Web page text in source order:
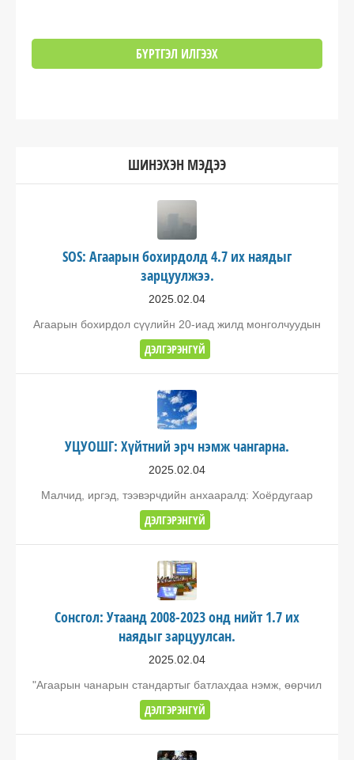
ШИНЭХЭН МЭДЭЭ
SOS: Агаарын бохирдолд 4.7 их наядыг
зарцуулжээ.
2025.02.04
Агаарын бохирдол сүүлийн 20-иад жилд монголчуудын
ДЭЛГЭРЭНГҮЙ
УЦУОШГ: Хүйтний эрч нэмж чангарна.
2025.02.04
Малчид, иргэд, тээвэрчдийн анхааралд: Хоёрдугаар
ДЭЛГЭРЭНГҮЙ
Сонсгол: Утаанд 2008-2023 онд нийт 1.7 их
наядыг зарцуулсан.
2025.02.04
"Агаарын чанарын стандартыг батлахдаа нэмж, өөрчил
ДЭЛГЭРЭНГҮЙ